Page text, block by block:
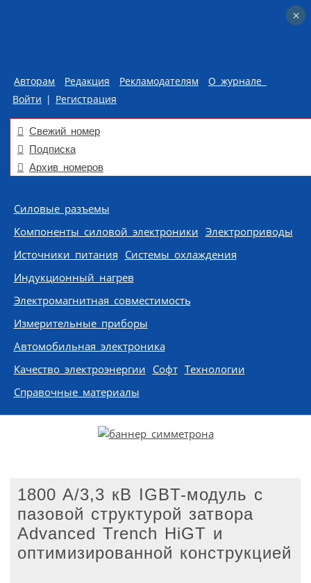
Авторам Редакция Рекламодателям
О журнале
Войти | Регистрация
Свежий номер
Подписка
Архив номеров
Skip to content
Силовые разъемы
Компоненты силовой электроники Электроприводы
Источники питания Системы охлаждения
Индукционный нагрев
Электромагнитная совместимость
Измерительные приборы
Автомобильная электроника
Качество электроэнергии Софт Технологии
Справочные материалы
1800 A/3,3 кВ IGBT-модуль с
пазовой структурой затвора
Advanced Trench HiGT и
оптимизированной конструкцией
×
×